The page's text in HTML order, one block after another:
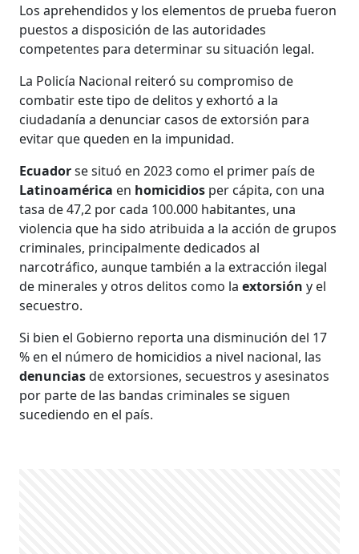
Los aprehendidos y los elementos de prueba fueron
puestos a disposición de las autoridades
competentes para determinar su situación legal.
La Policía Nacional reiteró su compromiso de
combatir este tipo de delitos y exhortó a la
ciudadanía a denunciar casos de extorsión para
evitar que queden en la impunidad.
Ecuadorse situó en 2023 como el primer país de
Latinoamérica en homicidios per cápita, con una
tasa de 47,2 por cada 100.000 habitantes, una
violencia que ha sido atribuida a la acción de grupos
criminales, principalmente dedicados al
narcotráfico, aunque también a la extracción ilegal
de minerales y otros delitos como laextorsión y el
secuestro.
Si bien el Gobierno reporta una disminución del 17
% en el número de homicidios a nivel nacional, las
denunciasde extorsiones, secuestros y asesinatos
por parte de las bandas criminales se siguen
sucediendo en el país.